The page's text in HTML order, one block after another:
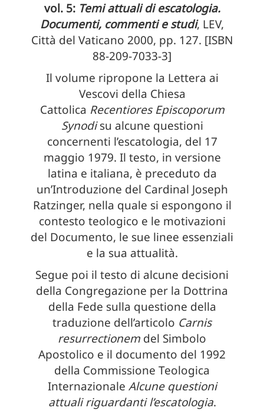
vol. 5: Temi attuali di escatologia.
Documenti, commenti e studi, LEV,
Città del Vaticano 2000, pp. 127. [ISBN
88-209-7033-3]
Il volume ripropone la Lettera ai
Vescovi della Chiesa
Cattolica Recentiores Episcoporum
Synodisu alcune questioni
concernenti l’escatologia, del 17
maggio 1979. Il testo, in versione
latina e italiana, è preceduto da
un’Introduzione del Cardinal Joseph
Ratzinger, nella quale si espongono il
contesto teologico e le motivazioni
del Documento, le sue linee essenziali
e la sua attualità.
Segue poi il testo di alcune decisioni
della Congregazione per la Dottrina
della Fede sulla questione della
traduzione dell’articolo Carnis
resurrectionem del Simbolo
Apostolico e il documento del 1992
della Commissione Teologica
Internazionale Alcune questioni
attuali riguardanti l’escatologia.